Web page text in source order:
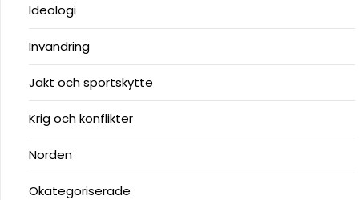
Ideologi
Invandring
Jakt och sportskytte
Krig och konflikter
Norden
Okategoriserade